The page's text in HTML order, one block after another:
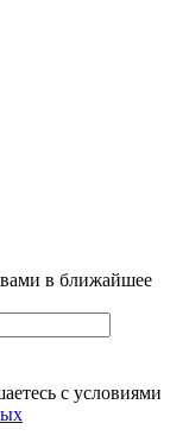
в ближайшее
с условиями